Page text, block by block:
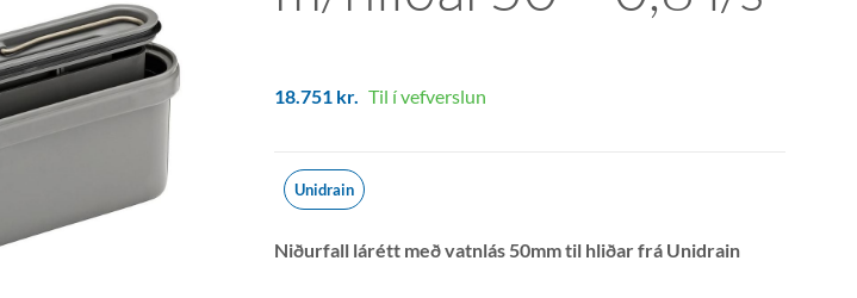
18.751 kr. Til í vefverslun
Unidrain
Niðurfall lárétt með vatnlás 50mm til hliðar frá Unidrain